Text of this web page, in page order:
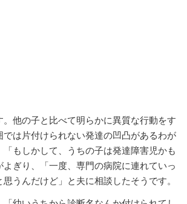
他の子と比べて明らかに異質な行動をす
では片付けられない発達の凹凸があるわが
もしかして、うちの子は発達障害児かも
よぎり、「一度、専門の病院に連れていっ
うんだけど」と夫に相談したそうです。